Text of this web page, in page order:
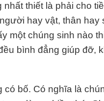
thiết là phải cho
hay vật, thân hay
một chúng sinh nào
bình đẳng giúp đỡ,
bố. Có nghĩa là